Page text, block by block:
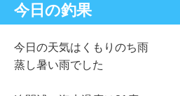
今日の釣果
今日の天気はくもりのち雨
蒸し暑い雨でした